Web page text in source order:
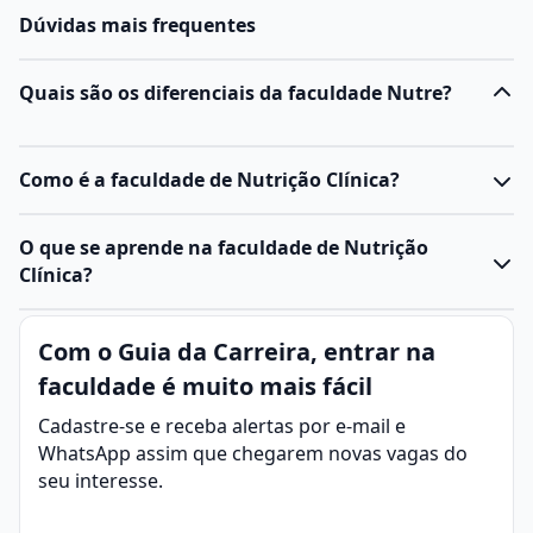
Dúvidas mais frequentes
Quais são os diferenciais da faculdade Nutre?
Como é a faculdade de Nutrição Clínica?
O curso de Nutrição Clínica, geralmente oferecido
como pós-graduação lato sensu ou especialização, é
seus conhecimentos na área de atendimento a
pacientes.
Ele tem caráter teórico-prático e prepara o
saúde.
Veja os principais pontos:
Objetivo: capacitar nutricionistas para avaliação,
O que se aprende na faculdade de Nutrição
Clínica?
Nutrição Clínica é a área da Nutrição dedicada à
prevenção, diagnóstico e tratamento de doenças por
meio da alimentação e da terapia nutricional.
O profissional de nutrição clínica atua na avaliação do
estado nutricional de pacientes, prescreve planos
alimentares personalizados e acompanha a evolução
Com o Guia da Carreira, entrar na
faculdade é muito mais fácil
Cadastre-se e receba alertas por e-mail e
WhatsApp assim que chegarem novas vagas do
seu interesse.